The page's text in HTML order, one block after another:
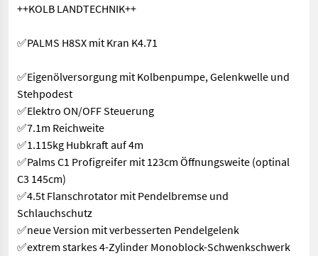
++KOLB LANDTECHNIK++
✅PALMS H8SX mit Kran K4.71
✅Eigenölversorgung mit Kolbenpumpe, Gelenkwelle und
Stehpodest
✅Elektro ON/OFF Steuerung
✅7.1m Reichweite
✅1.115kg Hubkraft auf 4m
✅Palms C1 Profigreifer mit 123cm Öffnungsweite (optinal
C3 145cm)
✅4.5t Flanschrotator mit Pendelbremse und
Schlauchschutz
✅neue Version mit verbesserten Pendelgelenk
✅extrem starkes 4-Zylinder Monoblock-Schwenkschwerk